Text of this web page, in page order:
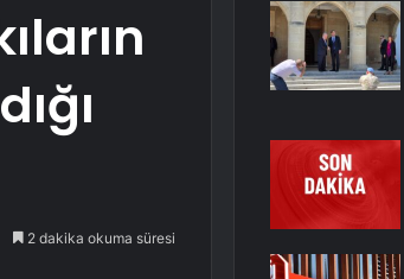
2 dakika okuma süresi